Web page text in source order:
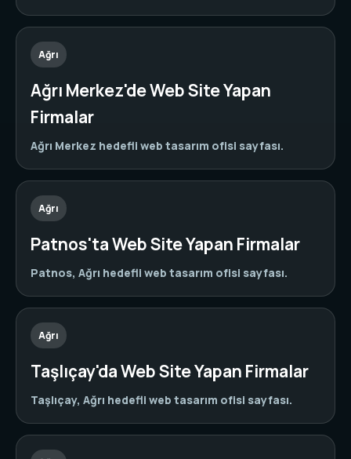
Ağrı
Ağrı Merkez'de Web Site Yapan
Firmalar
Ağrı Merkez hedefli web tasarım ofisi sayfası.
Ağrı
Patnos'ta Web Site Yapan Firmalar
Patnos, Ağrı hedefli web tasarım ofisi sayfası.
Ağrı
Taşlıçay'da Web Site Yapan Firmalar
Taşlıçay, Ağrı hedefli web tasarım ofisi sayfası.